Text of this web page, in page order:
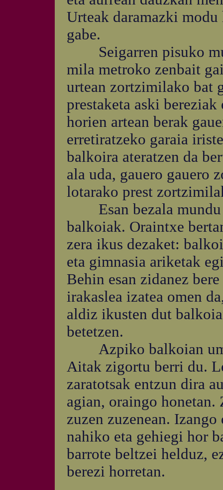
Urteak daramazki
gabe.
Seigarren pisuko
mila metroko zenbait
urtean zortzimilako bat
prestaketa aski
horien artean berak
erretiratzeko garaia
balkoira ateratzen da
ala uda, gauero gauero
lotarako prest
Esan bezala mundu
balkoiak. Oraintxe
zera ikus dezaket:
eta gimnasia ariketak
Behin esan zidanez
irakaslea izatea omen
aldiz ikusten dut
betetzen.
Azpiko balkoian
Aitak zigortu berri du.
zaratotsak entzun dira
agian, oraingo honetan.
zuzen zuzenean.
nahiko eta gehiegi hor
barrote beltzei helduz,
berezi horretan.